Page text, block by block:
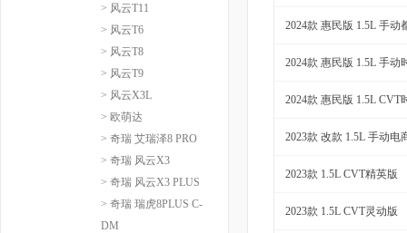
> 风云T11
> 风云T6
> 风云T8
> 风云T9
> 风云X3L
> 欧萌达
> 奇瑞 艾瑞泽8 PRO
> 奇瑞 风云X3
> 奇瑞 风云X3 PLUS
> 奇瑞 瑞虎8PLUS C-
DM
2024款 惠民版 1.5L 手动
2024款 惠民版 1.5L 手动
2024款 惠民版 1.5L CVT
2023款 改款 1.5L 手动电
2023款 1.5L CVT精英版
2023款 1.5L CVT灵动版